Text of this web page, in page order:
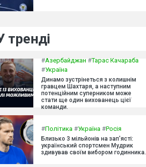
тренді
#Азербайджан #Тарас Качараба
#Україна
Динамо зустрінеться з колишнім
гравцем Шахтаря, а наступним
потенційним суперником може
стати ще один вихованець цієї
команди.
#Політика #Україна #Росія
Близько 3 мільйонів на зап'ясті:
український спортсмен Мудрик
здивував своїм вибором годинника.